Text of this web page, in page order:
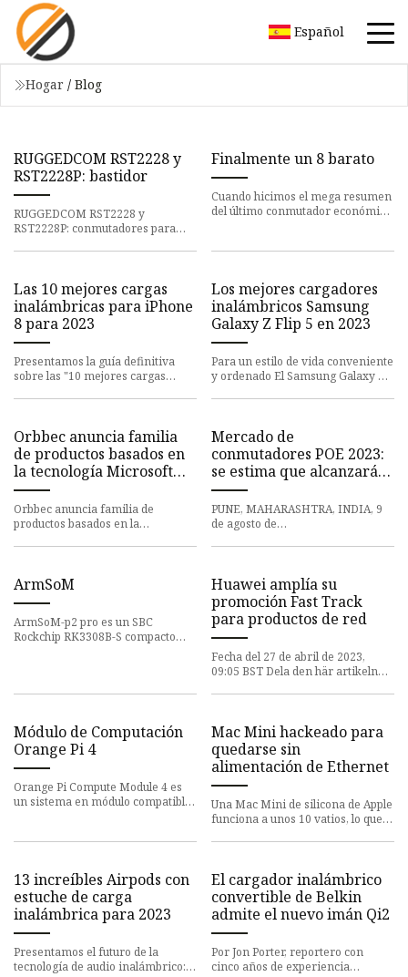
Español
Hogar / Blog
RUGGEDCOM RST2228 y
RST2228P: bastidor
RUGGEDCOM RST2228 y
RST2228P: conmutadores para
Finalmente un 8 barato
Cuando hicimos el mega resumen
del último conmutador económico
Las 10 mejores cargas
inalámbricas para iPhone
8 para 2023
Presentamos la guía definitiva
sobre las "10 mejores cargas
Los mejores cargadores
inalámbricos Samsung
Galaxy Z Flip 5 en 2023
Para un estilo de vida conveniente
y ordenado El Samsung Galaxy Z
Orbbec anuncia familia
de productos basados ​​en
la tecnología Microsoft
iToF Depth
Orbbec anuncia familia de
productos basados ​​en la
Mercado de
conmutadores POE 2023:
se estima que alcanzará
los millones de dólares en
2030, con una tasa
compuesta anual del
PUNE, MAHARASHTRA, INDIA, 9
de agosto de
ArmSoM
ArmSoM-p2 pro es un SBC
Rockchip RK3308B-S compacto
Huawei amplía su
promoción Fast Track
para productos de red
Fecha del 27 de abril de 2023,
09:05 BST Dela den här artikeln
Módulo de Computación
Orange Pi 4
Orange Pi Compute Module 4 es
un sistema en módulo compatible
Mac Mini hackeado para
quedarse sin
alimentación de Ethernet
Una Mac Mini de silicona de Apple
funciona a unos 10 vatios, lo que
13 increíbles Airpods con
estuche de carga
inalámbrica para 2023
Presentamos el futuro de la
tecnología de audio inalámbrico:
El cargador inalámbrico
convertible de Belkin
admite el nuevo imán Qi2
Por Jon Porter, reportero con
cinco años de experiencia